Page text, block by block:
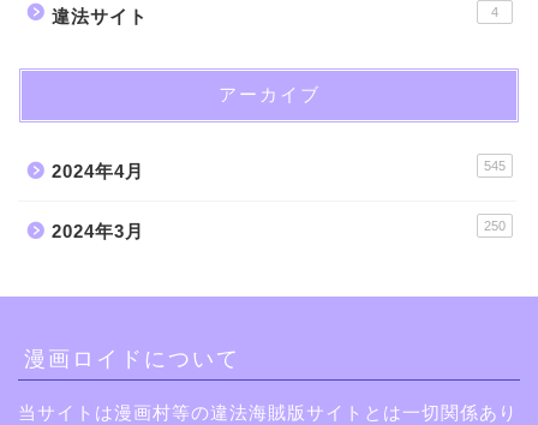
違法サイト 4
アーカイブ
2024年4月 545
2024年3月 250
漫画ロイドについて
当サイトは漫画村等の違法海賊版サイトとは一切関係あり